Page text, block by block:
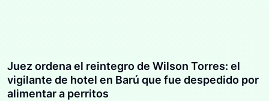
Juez ordena el reintegro de Wilson Torres: el
vigilante de hotel en Barú que fue despedido por
alimentar a perritos